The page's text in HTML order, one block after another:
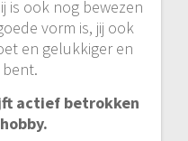
is ook nog bewezen
vorm is, jij ook
en gelukkiger en
actief betrokken